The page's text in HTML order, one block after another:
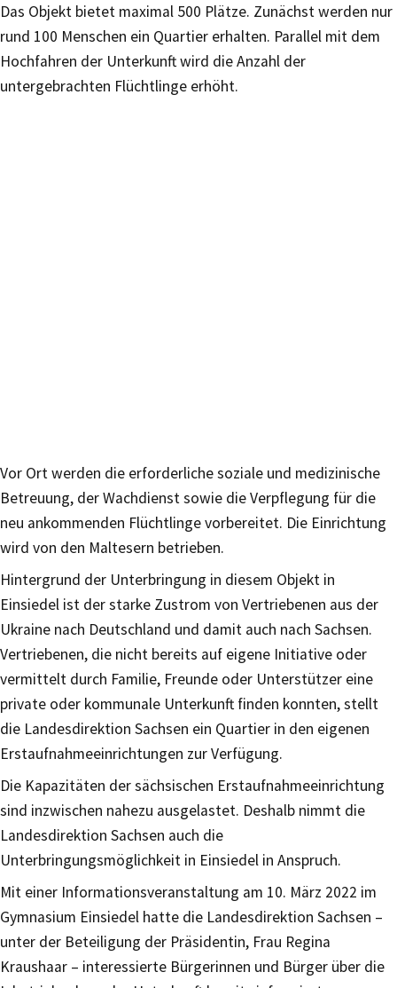
Das Objekt bietet maximal 500 Plätze. Zunächst werden nur
rund 100 Menschen ein Quartier erhalten. Parallel mit dem
Hochfahren der Unterkunft wird die Anzahl der
untergebrachten Flüchtlinge erhöht.
Vor Ort werden die erforderliche soziale und medizinische
Betreuung, der Wachdienst sowie die Verpflegung für die
neu ankommenden Flüchtlinge vorbereitet. Die Einrichtung
wird von den Maltesern betrieben.
Hintergrund der Unterbringung in diesem Objekt in
Einsiedel ist der starke Zustrom von Vertriebenen aus der
Ukraine nach Deutschland und damit auch nach Sachsen.
Vertriebenen, die nicht bereits auf eigene Initiative oder
vermittelt durch Familie, Freunde oder Unterstützer eine
private oder kommunale Unterkunft finden konnten, stellt
die Landesdirektion Sachsen ein Quartier in den eigenen
Erstaufnahmeeinrichtungen zur Verfügung.
Die Kapazitäten der sächsischen Erstaufnahmeeinrichtung
sind inzwischen nahezu ausgelastet. Deshalb nimmt die
Landesdirektion Sachsen auch die
Unterbringungsmöglichkeit in Einsiedel in Anspruch.
Mit einer Informationsveranstaltung am 10. März 2022 im
Gymnasium Einsiedel hatte die Landesdirektion Sachsen –
unter der Beteiligung der Präsidentin, Frau Regina
Kraushaar – interessierte Bürgerinnen und Bürger über die